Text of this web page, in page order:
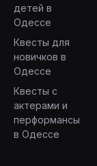
детей в
Одессе
Квесты для
новичков в
Одессе
Квесты с
актерами и
перформансы
в Одессе